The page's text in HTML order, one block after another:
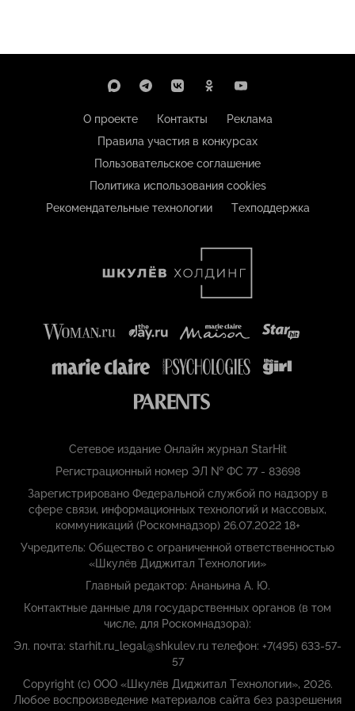
О проекте Контакты
Реклама
Правила участия в конкурсах
Пользовательское соглашение
Политика использования cookies
Рекомендательные технологии
Техподдержка
Сетевое издание Онлайн журнал StarHit
Регистрационный номер ЭЛ № ФС 77 - 83698
Зарегистрировано Федеральной службой по надзору в
сфере связи, информационных технологий и массовых,
коммуникаций (Роскомнадзор) 26.07.2022 18+
Учредитель: Общество с ограниченной ответственностью
«Шкулёв Диджитал Технологии»
Главный редактор: Ананьина А. Ю.
Контактные данные для государственных органов (в том
числе, для Роскомнадзора):
Эл. почта: starhit.ru_legal@shkulev.ru телефон: +7(495) 633-57-
57
Copyright (с) ООО «Шкулёв Диджитал Технологии», 2026.
Любое воспроизведение материалов сайта без разрешения